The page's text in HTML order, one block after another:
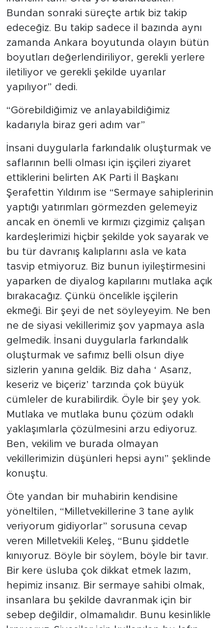
Bundan sonraki süreçte artık biz takip
edeceğiz. Bu takip sadece il bazında aynı
zamanda Ankara boyutunda olayın bütün
boyutları değerlendiriliyor, gerekli yerlere
iletiliyor ve gerekli şekilde uyarılar
yapılıyor” dedi.
“Görebildiğimiz ve anlayabildiğimiz
kadarıyla biraz geri adım var”
İnsani duygularla farkındalık oluşturmak ve
saflarının belli olması için işçileri ziyaret
ettiklerini belirten AK Parti İl Başkanı
Şerafettin Yıldırım ise “Sermaye sahiplerinin
yaptığı yatırımları görmezden gelemeyiz
ancak en önemli ve kırmızı çizgimiz çalışan
kardeşlerimizi hiçbir şekilde yok sayarak ve
bu tür davranış kalıplarını asla ve kata
tasvip etmiyoruz. Biz bunun iyileştirmesini
yaparken de diyalog kapılarını mutlaka açık
bırakacağız. Çünkü öncelikle işçilerin
ekmeği. Bir şeyi de net söyleyeyim. Ne ben
ne de siyasi vekillerimiz şov yapmaya asla
gelmedik. İnsani duygularla farkındalık
oluşturmak ve safımız belli olsun diye
sizlerin yanına geldik. Biz daha ‘ Asarız,
keseriz ve biçeriz’ tarzında çok büyük
cümleler de kurabilirdik. Öyle bir şey yok.
Mutlaka ve mutlaka bunu çözüm odaklı
yaklaşımlarla çözülmesini arzu ediyoruz.
Ben, vekilim ve burada olmayan
vekillerimizin düşünleri hepsi aynı” şeklinde
konuştu.
Öte yandan bir muhabirin kendisine
yöneltilen, “Milletvekillerine 3 tane aylık
veriyorum gidiyorlar” sorusuna cevap
veren Milletvekili Keleş, “Bunu şiddetle
kınıyoruz. Böyle bir söylem, böyle bir tavır.
Bir kere üsluba çok dikkat etmek lazım,
hepimiz insanız. Bir sermaye sahibi olmak,
insanlara bu şekilde davranmak için bir
sebep değildir, olmamalıdır. Bunu kesinlikle